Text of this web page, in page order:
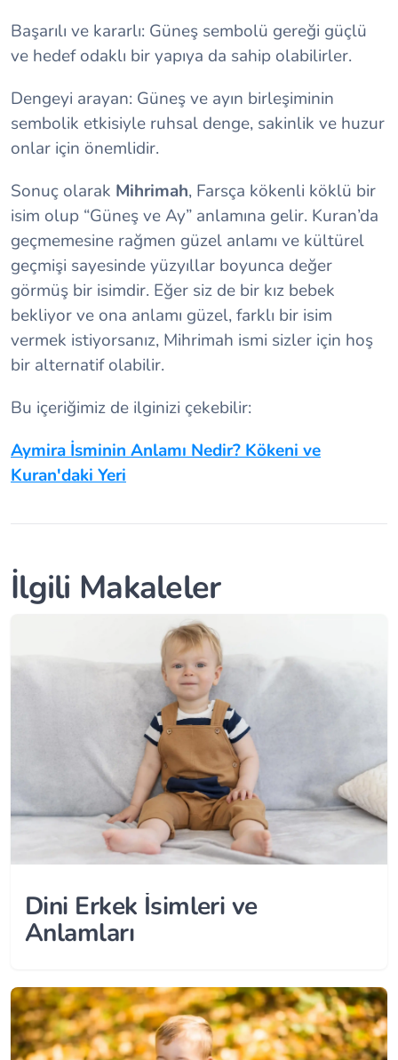
Başarılı ve kararlı: Güneş sembolü gereği güçlü
ve hedef odaklı bir yapıya da sahip olabilirler.
Dengeyi arayan: Güneş ve ayın birleşiminin
sembolik etkisiyle ruhsal denge, sakinlik ve huzur
onlar için önemlidir.
Sonuç olarak Mihrimah, Farsça kökenli köklü bir
isim olup “Güneş ve Ay” anlamına gelir. Kuran’da
geçmemesine rağmen güzel anlamı ve kültürel
geçmişi sayesinde yüzyıllar boyunca değer
görmüş bir isimdir. Eğer siz de bir kız bebek
bekliyor ve ona anlamı güzel, farklı bir isim
vermek istiyorsanız, Mihrimah ismi sizler için hoş
bir alternatif olabilir.
Bu içeriğimiz de ilginizi çekebilir:
Aymira İsminin Anlamı Nedir? Kökeni ve
Kuran'daki Yeri
İlgili Makaleler
Dini Erkek İsimleri ve
Anlamları